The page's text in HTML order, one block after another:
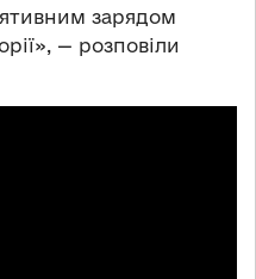
зарядом
— розповіли